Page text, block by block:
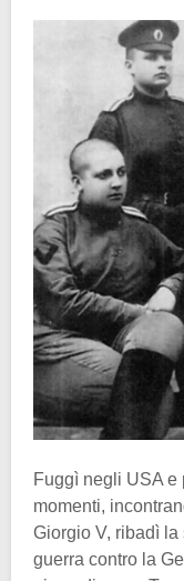
Fuggì negli USA e
momenti,
Giorgio V, ribadì
guerra contro la